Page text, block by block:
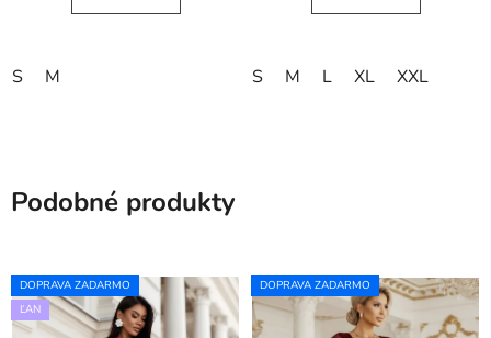
S M S M L XL XXL
Podobné produkty
DOPRAVA ZADARMO
ĽAN
DOPRAVA ZADARMO